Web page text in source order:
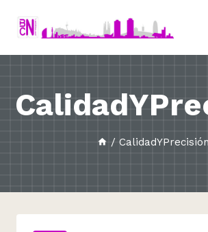
/ CalidadYPrecisión